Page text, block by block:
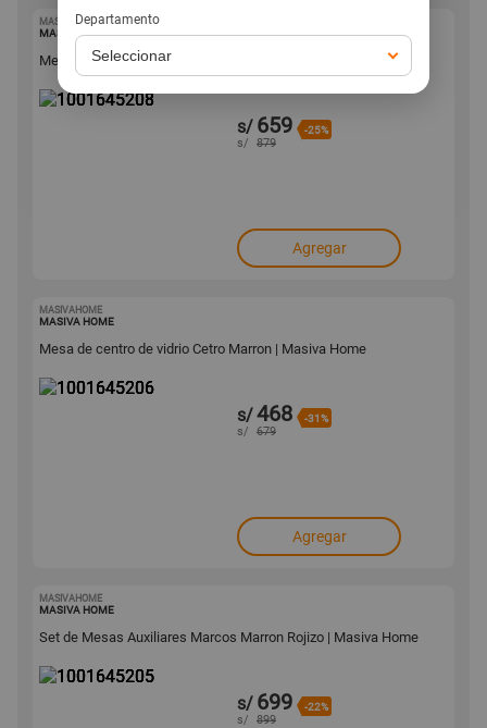
MASIVAHOME
MASIVA HOME
Mesa de centro Kevin Marron y Plomo | Masiva Home
s/ 659 -25%
s/ 879
Agregar
MASIVAHOME
MASIVA HOME
Mesa de centro de vidrio Cetro Marron | Masiva Home
s/468 -31%
s/ 679
Agregar
MASIVAHOME
MASIVA HOME
Set de Mesas Auxiliares Marcos Marron Rojizo | Masiva Home
s/ 699 -22%
s/ 899
Departamento